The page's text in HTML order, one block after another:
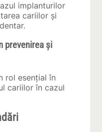
implanturilor
cariilor și
prevenirea și
rol esențial în
cariilor în cazul